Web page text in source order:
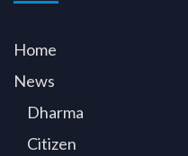
Home
News
Dharma
Citizen